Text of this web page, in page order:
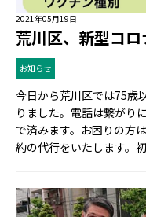
2021年05月19日
荒川区、新型コ
お知らせ
今日から荒川区では75歳
りました。電話は繋がり
で済みます。お困りの方
約の代行をいたします。